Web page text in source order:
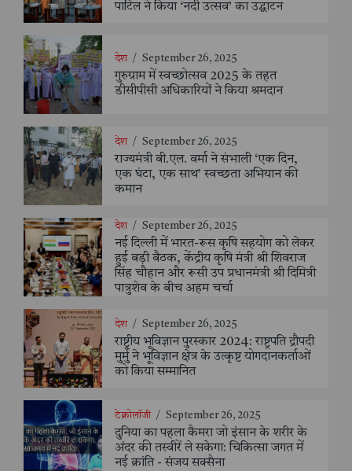
पाटिल ने किया ‘नदी उत्सव’ का उद्घाटन
देश / September 26, 2025
गुरुग्राम में स्वच्छोत्सव 2025 के तहत
डीसीपीसी अधिकारियों ने किया श्रमदान
देश / September 26, 2025
राज्यमंत्री बी.एल. वर्मा ने संभाली ‘एक दिन,
एक घंटा, एक साथ’ स्वच्छता अभियान की
कमान
देश / September 26, 2025
नई दिल्ली में भारत-रूस कृषि सहयोग को लेकर
हुई बड़ी बैठक, केंद्रीय कृषि मंत्री श्री शिवराज
सिंह चौहान और रूसी उप प्रधानमंत्री श्री दिमित्री
पात्रुशेव के बीच अहम चर्चा
देश / September 26, 2025
राष्ट्रीय भूविज्ञान पुरस्कार 2024: राष्ट्रपति द्रौपदी
मुर्मु ने भूविज्ञान क्षेत्र के उत्कृष्ट योगदानकर्ताओं
को किया सम्मानित
टेक्नोलॉजी / September 26, 2025
दुनिया का पहला कैमरा जो इंसान के शरीर के
अंदर की तस्वीरें ले सकेगा: चिकित्सा जगत में
नई क्रांति - संजय सक्सैना